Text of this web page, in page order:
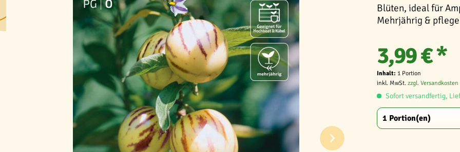
Blüten, ideal für
Mehrjährig &
3,99 € *
Inhalt: 1 Portion
inkl. MwSt. zzgl. Versandkosten
Sofort versandfertig,